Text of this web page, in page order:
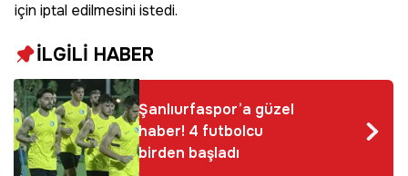
için iptal edilmesini istedi.
İLGİLİ HABER
Şanlıurfaspor’a güzel
haber! 4 futbolcu
birden başladı